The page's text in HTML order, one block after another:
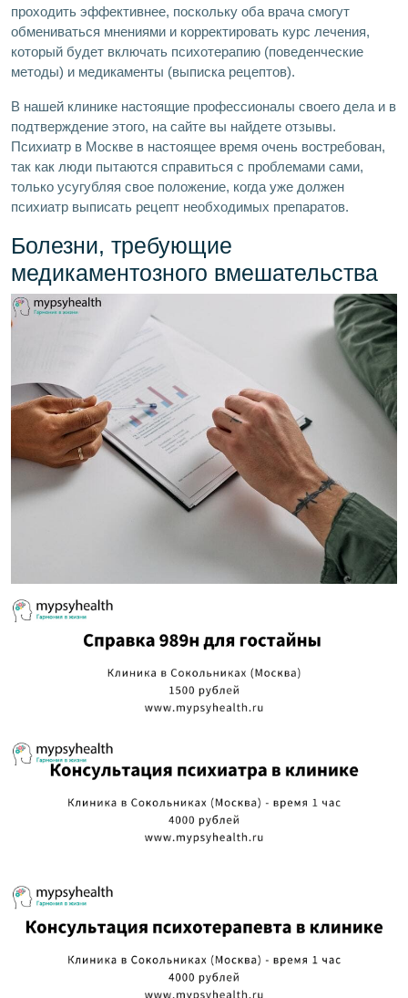
проходить эффективнее, поскольку оба врача смогут
обмениваться мнениями и корректировать курс лечения,
который будет включать психотерапию (поведенческие
методы) и медикаменты (выписка рецептов).
В нашей клинике настоящие профессионалы своего дела и в
подтверждение этого, на сайте вы найдете отзывы.
Психиатр в Москве в настоящее время очень востребован,
так как люди пытаются справиться с проблемами сами,
только усугубляя свое положение, когда уже должен
психиатр выписать рецепт необходимых препаратов.
Болезни, требующие
медикаментозного вмешательства